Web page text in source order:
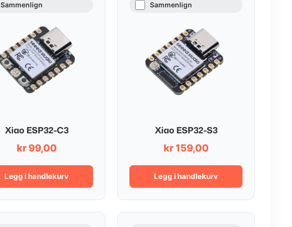
Sammenlign
Xiao ESP32-C3
kr99,00
Legg i handlekurv
Sammenlign
Xiao ESP32-S3
kr159,00
Legg i handlekurv